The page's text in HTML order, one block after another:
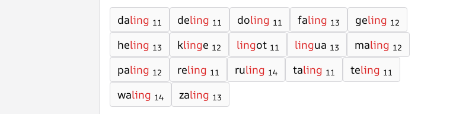
daling 11 deling 11 doling 11 faling 13 geling 12
heling 13 klinge 12 lingot 11 lingua 13 maling 12
paling 12 reling 11 ruling 14 taling 11 teling 11
waling 14 zaling 13